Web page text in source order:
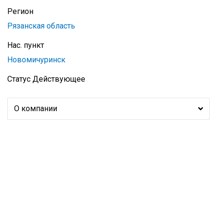
Регион
Рязанская область
Нас. пункт
Новомичуринск
Статус Действующее
О компании